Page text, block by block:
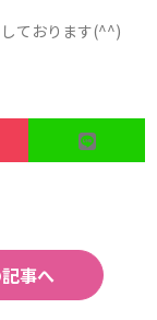
ております(^^)
事へ